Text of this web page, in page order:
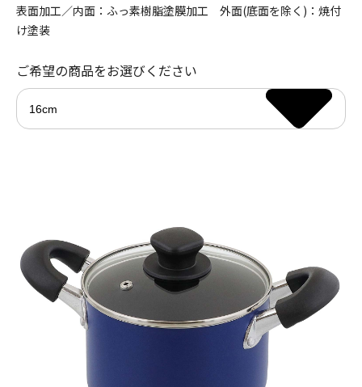
表面加工／内面：ふっ素樹脂塗膜加工 外面(底面を除く)：焼付
け塗装
ご希望の商品をお選びください